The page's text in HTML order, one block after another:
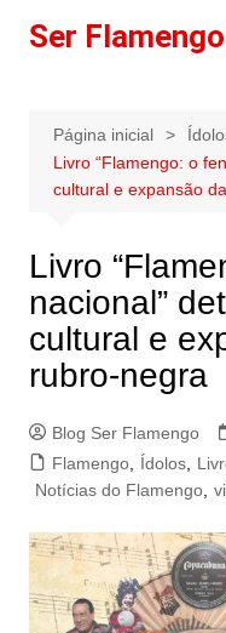
paraSer Flamengo
Página inicial
Livro “Flamengo: o
cultural e expansão
Livro
nacional”
cultural e
rubro-negra
Blog Ser Flamengo
Flamengo, Ídolos,
Notícias do Flamengo,